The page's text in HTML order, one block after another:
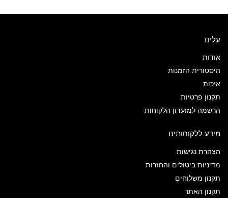
עלינו
אודות
היסטורית הזמנות
איכות
תקנון פרטיות
הרשמה למועדון הלקוחות
מידע ללקוחותינו
הצהרת נגישות
מדיניות ביטולים והחזרות
תקנון משלוחים
תקנון האתר